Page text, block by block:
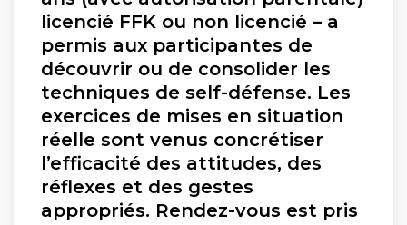
licencié FFK ou non licencié – a
permis aux participantes de
découvrir ou de consolider les
techniques de self-défense. Les
exercices de mises en situation
réelle sont venus concrétiser
l’efficacité des attitudes, des
réflexes et des gestes
appropriés. Rendez-vous est pris